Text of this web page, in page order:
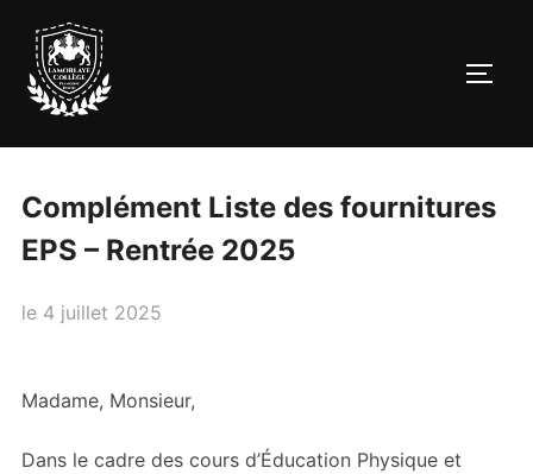
contenu
Complément Liste des fournitures
EPS – Rentrée 2025
le Publié
4 juillet 2025
Madame, Monsieur,
Dans le cadre des cours d’Éducation Physique et